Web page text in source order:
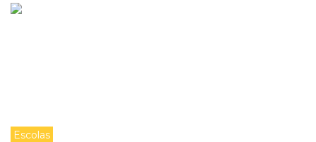
Escolas